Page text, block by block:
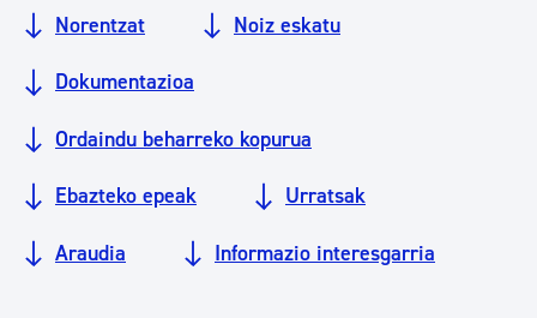
Norentzat Noiz eskatu
Dokumentazioa
Ordaindu beharreko kopurua
Ebazteko epeak Urratsak
Araudia Informazio interesgarria